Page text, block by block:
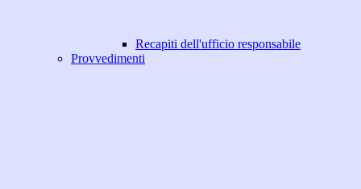
Recapiti dell'ufficio responsabile
Provvedimenti